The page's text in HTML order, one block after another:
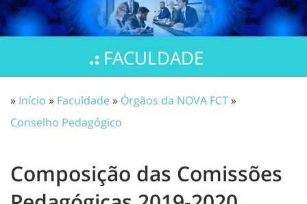
FACULDADE
» Início » Faculdade» Órgãos da NOVA FCT»
Conselho Pedagógico
Composição das Comissões